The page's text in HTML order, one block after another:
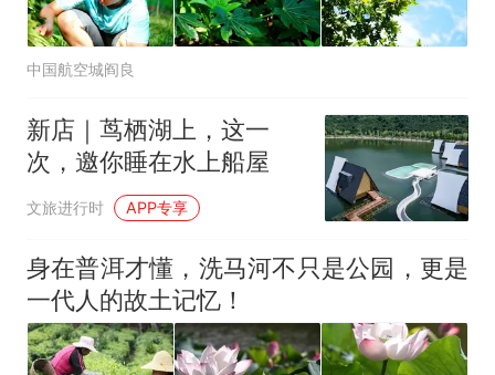
中国航空城阎良
新店｜茑栖湖上，这一
次，邀你睡在水上船屋
文旅进行时 APP专享
身在普洱才懂，洗马河不只是公园，更是
一代人的故土记忆！